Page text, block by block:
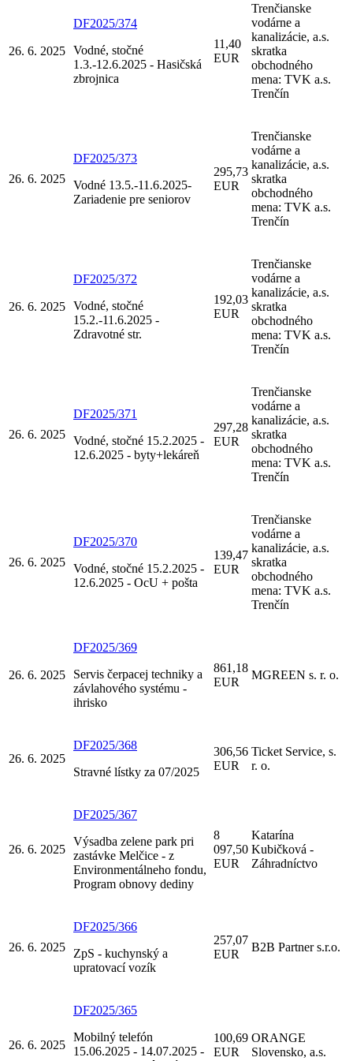
26. 6. 2025
DF2025/374
Vodné, stočné
1.3.-12.6.2025 - Hasičská
zbrojnica
11,40
EUR
Trenčianske
vodárne a
kanalizácie, a.s.
skratka
obchodného
mena: TVK a.s.
Trenčín
26. 6. 2025
DF2025/373
Vodné 13.5.-11.6.2025-
Zariadenie pre seniorov
295,73
EUR
Trenčianske
vodárne a
kanalizácie, a.s.
skratka
obchodného
mena: TVK a.s.
Trenčín
26. 6. 2025
DF2025/372
Vodné, stočné
15.2.-11.6.2025 -
Zdravotné str.
192,03
EUR
Trenčianske
vodárne a
kanalizácie, a.s.
skratka
obchodného
mena: TVK a.s.
Trenčín
26. 6. 2025
DF2025/371
Vodné, stočné 15.2.2025 -
12.6.2025 - byty+lekáreň
297,28
EUR
Trenčianske
vodárne a
kanalizácie, a.s.
skratka
obchodného
mena: TVK a.s.
Trenčín
26. 6. 2025
DF2025/370
Vodné, stočné 15.2.2025 -
12.6.2025 - OcU + pošta
139,47
EUR
Trenčianske
vodárne a
kanalizácie, a.s.
skratka
obchodného
mena: TVK a.s.
Trenčín
26. 6. 2025
DF2025/369
Servis čerpacej techniky a
závlahového systému -
ihrisko
861,18
EUR
MGREEN s. r. o.
26. 6. 2025
DF2025/368
Stravné lístky za 07/2025
306,56
EUR
Ticket Service, s.
r. o.
26. 6. 2025
DF2025/367
Výsadba zelene park pri
zastávke Melčice - z
Environmentálneho fondu,
Program obnovy dediny
8
097,50
EUR
Katarína
Kubičková -
Záhradníctvo
26. 6. 2025
DF2025/366
ZpS - kuchynský a
upratovací vozík
257,07
EUR
B2B Partner s.r.o.
26. 6. 2025
DF2025/365
Mobilný telefón
15.06.2025 - 14.07.2025 -
100,69
EUR
ORANGE
Slovensko, a.s.